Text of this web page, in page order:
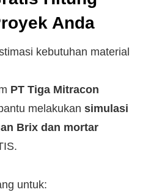
Anda
kebutuhan material
PT Tiga Mitracon
melakukan simulasi
Brix dan mortar
untuk: